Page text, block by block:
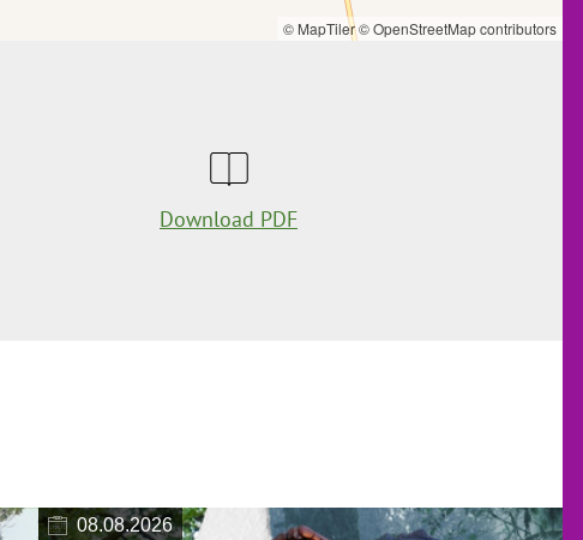
© MapTiler© OpenStreetMap contributors
Download PDF
08.08.2026